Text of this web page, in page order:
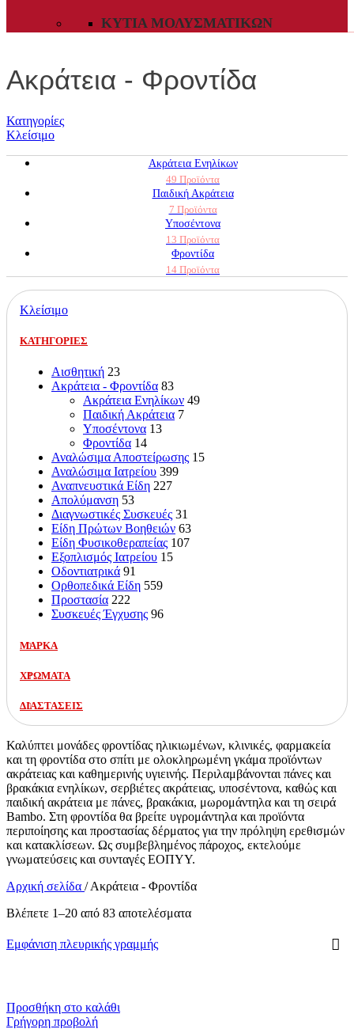
ΚΥΤΊΑ ΜΟΛΥΣΜΑΤΙΚΏΝ
Ακράτεια - Φροντίδα
Κατηγορίες
Κλείσιμο
Ακράτεια Ενηλίκων
49 Προϊόντα
Παιδική Ακράτεια
7 Προϊόντα
Υποσέντονα
13 Προϊόντα
Φροντίδα
14 Προϊόντα
Κλείσιμο
ΚΑΤΗΓΟΡΙΕΣ
Αισθητική 23
Ακράτεια - Φροντίδα 83
Ακράτεια Ενηλίκων 49
Παιδική Ακράτεια 7
Υποσέντονα 13
Φροντίδα 14
Αναλώσιμα Αποστείρωσης 15
Αναλώσιμα Ιατρείου 399
Αναπνευστικά Είδη 227
Απολύμανση 53
Διαγνωστικές Συσκευές 31
Είδη Πρώτων Βοηθειών 63
Είδη Φυσικοθεραπείας 107
Εξοπλισμός Ιατρείου 15
Οδοντιατρικά 91
Ορθοπεδικά Είδη 559
Προστασία 222
Συσκευές Έγχυσης 96
ΜΑΡΚΑ
ΧΡΩΜΑΤΑ
ΔΙΑΣΤΑΣΕΙΣ
Καλύπτει μονάδες φροντίδας ηλικιωμένων, κλινικές, φαρμακεία
και τη φροντίδα στο σπίτι με ολοκληρωμένη γκάμα προϊόντων
ακράτειας και καθημερινής υγιεινής. Περιλαμβάνονται πάνες και
βρακάκια ενηλίκων, σερβιέτες ακράτειας, υποσέντονα, καθώς και
παιδική ακράτεια με πάνες, βρακάκια, μωρομάντηλα και τη σειρά
Bambo. Στη φροντίδα θα βρείτε υγρομάντηλα και προϊόντα
περιποίησης και προστασίας δέρματος για την πρόληψη ερεθισμών
και κατακλίσεων. Ως συμβεβλημένος πάροχος, εκτελούμε
γνωματεύσεις και συνταγές ΕΟΠΥΥ.
Αρχική σελίδα / Ακράτεια - Φροντίδα
Βλέπετε 1–20 από 83 αποτελέσματα
Εμφάνιση πλευρικής γραμμής
Προσθήκη στο καλάθι
Γρήγορη προβολή